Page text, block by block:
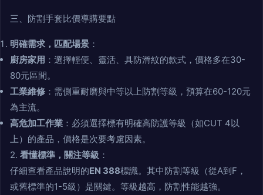
三、防割手套比價導購要點
明確需求，匹配場景 ：
廚房家用 ：選擇輕便、靈活、具防滑紋的款式，價格多在30-
80元區間。
工業維修 ：需側重耐磨與中等以上防割等級，預算在60-120元
為主流。
高危加工作業 ：必須選擇標有明確高防護等級（如CUT 4以
上）的產品，價格是次要考慮因素。
2. 看懂標準，關注等級 ：
仔細查看產品說明的EN 388標識。其中防割等級（從A到F，
或舊標準的1-5級）是關鍵。等級越高，防割性能越強。